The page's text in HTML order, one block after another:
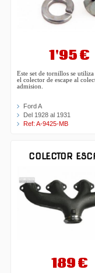
1'95 €
Este set de tornillos se
el colector de escape al
admision.
Ford A
Del 1928 al 1931
Ref: A-9425-MB
COLECTOR
189 €